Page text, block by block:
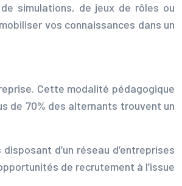
simulations, de jeux de rôles ou
vos connaissances dans un
Cette modalité pédagogique
de 70% des alternants trouvent un
d’un réseau d’entreprises
de recrutement à l’issue